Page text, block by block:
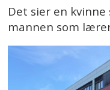
Det sier en
mannen som